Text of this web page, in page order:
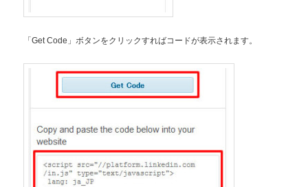
「Get Code」ボタンをクリックすればコードが表示されます。